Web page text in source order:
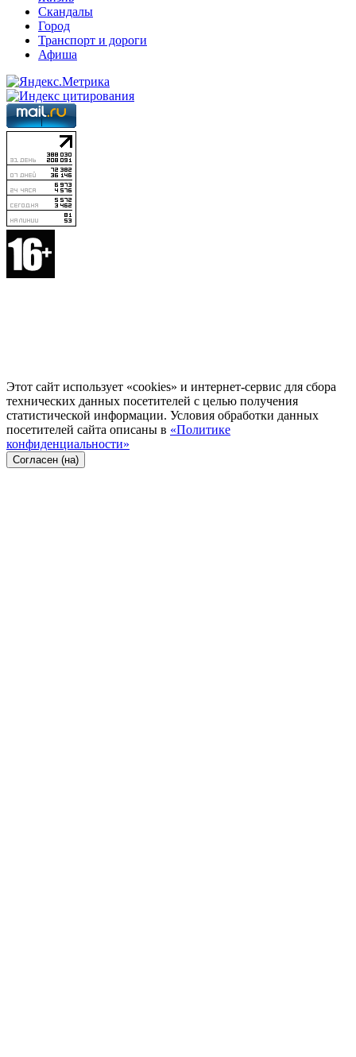
Скандалы
Город
Транспорт и дороги
Афиша
Этот сайт использует «cookies» и интернет-сервис для сбора
технических данных посетителей с целью получения
статистической информации. Условия обработки данных
посетителей сайта описаны в «Политике
конфиденциальности»
Согласен (на)